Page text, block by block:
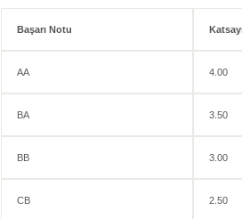
Başarı Notu
AA 4.00
BA 3.50
BB 3.00
CB 2.50